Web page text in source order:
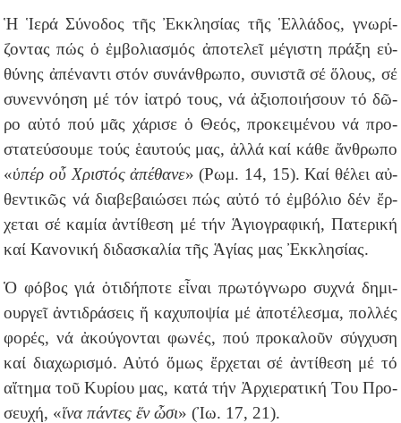
Ἡ Ἱ­ε­ρά Σύ­νο­δος τῆς Ἐκ­κλη­σί­ας τῆς Ἑλ­λά­δος, γνω­ρί­
ζον­τας πώς ὁ ἐμ­βο­λια­σμός ἀ­πο­τε­λεῖ μέ­γι­στη πρά­ξη εὐ­
θύ­νης ἀ­πέ­ναν­τι στόν συ­νάν­θρω­πο, συ­νι­στᾶ σέ ὅ­λους, σέ
συνεννόηση μέ τόν ἰατρό τους, νά ἀ­ξι­ο­ποι­ή­σουν τό δῶ­
ρο αὐ­τό πού μᾶς χά­ρι­σε ὁ Θε­ός, προ­κει­μέ­νου νά προ­
στα­τεύ­σου­με τούς ἑ­αυ­τούς μας, ἀλ­λά καί κά­θε ἄν­θρω­πο
«ὑ­πέρ οὗ Χρι­στός ἀ­πέ­θα­νε» (Ρωμ. 14, 15). Καί θέ­λει αὐ­
θεν­τι­κῶς νά δι­α­βε­βαι­ώ­σει πώς αὐ­τό τό ἐμ­βό­λιο δέν ἔρ­
χε­ται σέ κα­μί­α ἀν­τί­θε­ση μέ τήν Ἁ­γι­ο­γρα­φι­κή, Πα­τε­ρι­κή
καί Κα­νο­νι­κή δι­δα­σκα­λί­α τῆς Ἁ­γί­ας μας Ἐκ­κλη­σί­ας.
Ὁ φό­βος γιά ὁ­τι­δή­πο­τε εἶ­ναι πρω­τό­γνω­ρο συ­χνά δη­μι­
ουρ­γεῖ ἀντι­δρά­σεις ἤ κα­χυ­πο­ψί­α μέ ἀ­πο­τέ­λε­σμα, πολ­λές
φο­ρές, νά ἀ­κού­γον­ται φω­νές, πού προ­κα­λοῦν σύγ­χυ­ση
καί δι­α­χω­ρι­σμό. Αὐ­τό ὅ­μως ἔρ­χε­ται σέ ἀν­τί­θε­ση μέ τό
αἴ­τη­μα τοῦ Κυ­ρί­ου μας, κα­τά τήν Ἀρ­χι­ε­ρα­τι­κή Του Προ­
σευ­χή, «ἵ­να πάν­τες ἕν ὦ­σι» (Ἰω. 17, 21).